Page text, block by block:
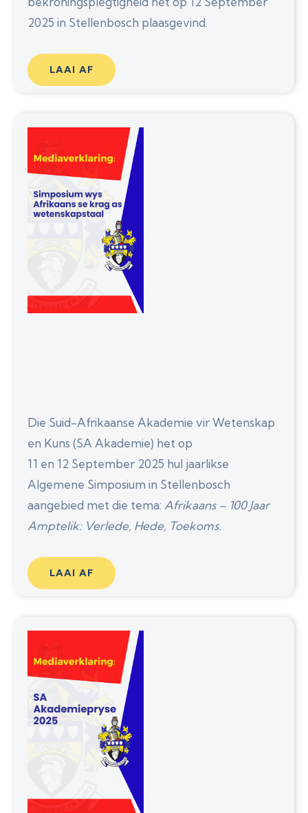
2025 in Stellenbosch plaasgevind.
LAAI AF
Die Suid-Afrikaanse Akademie vir Wetenskap
en Kuns (SA Akademie) het op
11 en 12 September 2025 hul jaarlikse
Algemene Simposium in Stellenbosch
aangebied met die tema: Afrikaans – 100 Jaar
Amptelik: Verlede, Hede, Toekoms.
LAAI AF